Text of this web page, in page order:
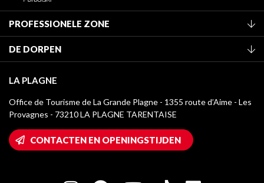
PROFESSIONELE ZONE
Classificatie van de gemeubileerde accommodaties
Verblijfstaks
Mediatheek
La Plagne logo's
Wifi toegang
Huis van de eigenaar
DE DORPEN
Champagny-en-Vanoise
Montchavin - Les Coches
Plagne 1800
LA PLAGNE
Office de Tourisme de La Grande Plagne - 1355 route d’Aime - Les
Provagnes - 73210 LA PLAGNE TARENTAISE
CONTACTEN EN OPENINGSTIJDEN